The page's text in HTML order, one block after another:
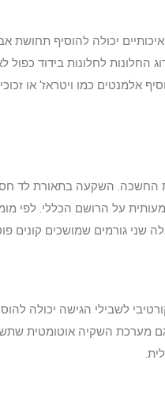
יכולה להוסיף תחושת
בדלת כניסה חדשה עשויה להניב תשואה של עד 80% על ההשקעה.
אלמנטים כמו ויטראז' או
החשכה. השקעה בתאורת לד
יחסית (3,000–8,000 שקלים), אבל בעלת השפעה משמעותית
הנדרשים). כדאי לשקול גם מערכת השקיה